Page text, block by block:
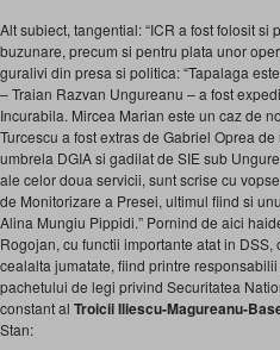
Alt subiect, tangential: “ICR a fost folosit
buzunare, precum si pentru plata unor
guralivi din presa si politica: “Tapalaga
– Traian Razvan Ungureanu – a fost
Incurabila. Mircea Marian este un caz de
Turcescu a fost extras de Gabriel Oprea
umbrela DGIA si gadilat de SIE sub
ale celor doua servicii, sunt scrise cu
de Monitorizare a Presei, ultimul fiind si
Alina Mungiu Pippidi.” Pornind de aici
Rogojan, cu functii importante atat in
cealalta jumatate, fiind printre
pachetului de legi privind Securitatea
constant al Troicii Iliescu-Magureanu-
Stan: